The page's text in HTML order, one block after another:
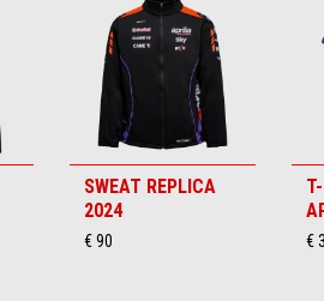
SWEAT REPLICA
2024
€ 90 €